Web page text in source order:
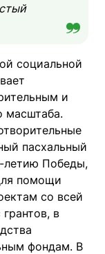
социальной
и
масштаба.
пасхальный
летию Победы,
помощи
со всей
в
фондам. В